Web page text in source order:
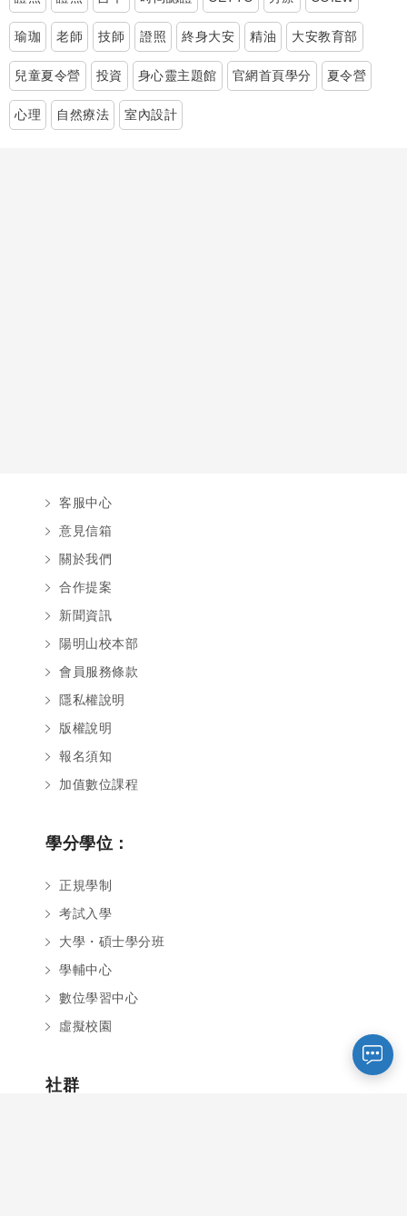
瑜珈 老師 技師 證照 終身大安 精油 大安教育部
兒童夏令營 投資 身心靈主題館 官網首頁學分 夏令營
心理 自然療法 室內設計
客服中心
意見信箱
關於我們
合作提案
新聞資訊
陽明山校本部
會員服務條款
隱私權說明
版權說明
報名須知
加值數位課程
學分學位：
正規學制
考試入學
大學・碩士學分班
學輔中心
數位學習中心
虛擬校園
社群
如您對於課程有疑問，可至